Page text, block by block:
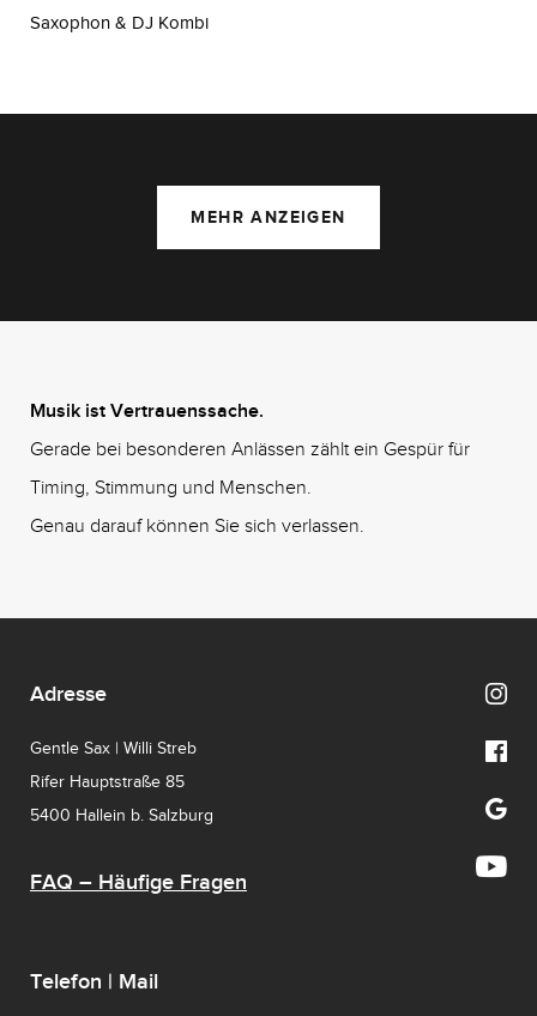
Saxophon & DJ Kombi
MEHR ANZEIGEN
Musik ist Vertrauenssache.
Gerade bei besonderen Anlässen zählt ein Gespür für
Timing, Stimmung und Menschen.
Genau darauf können Sie sich verlassen.
Adresse
Gentle Sax | Willi Streb
Rifer Hauptstraße 85
5400 Hallein b. Salzburg
FAQ – Häufige Fragen
Telefon | Mail